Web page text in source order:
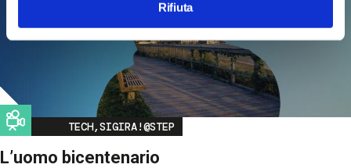
Rifiuta
Image
TECH,SIGIRA!@STEP
L’uomo bicentenario